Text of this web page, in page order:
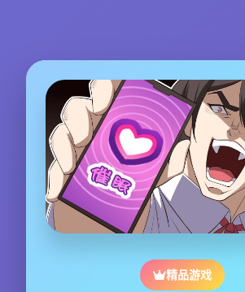
精品游戏